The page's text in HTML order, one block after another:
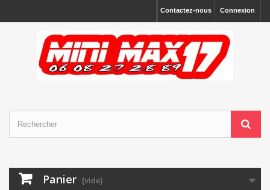
Connexion
Contactez-nous
Panier (vide)